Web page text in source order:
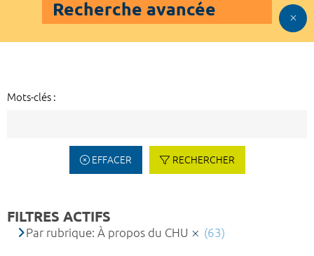
Recherche avancée
Mots-clés :
EFFACER RECHERCHER
FILTRES ACTIFS
Par rubrique: À propos du CHU (63)